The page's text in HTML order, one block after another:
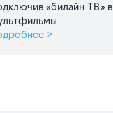
«билайн
>